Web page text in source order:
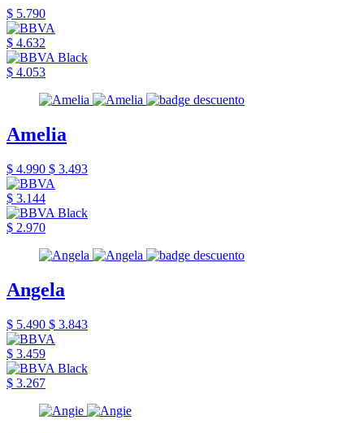
$ 5.790
$ 4.632
$ 4.053
Amelia
$ 4.990 $ 3.493
$ 3.144
$ 2.970
Angela
$ 5.490 $ 3.843
$ 3.459
$ 3.267